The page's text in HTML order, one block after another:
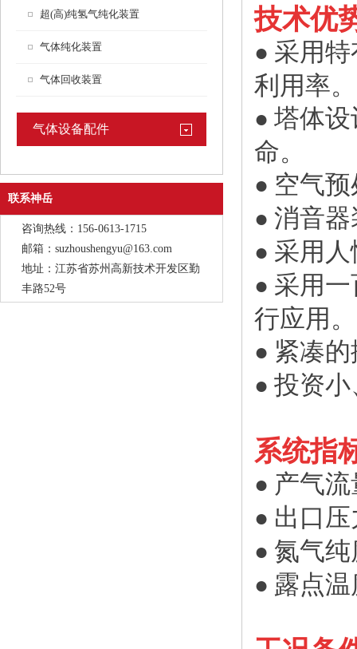
超(高)纯氢气纯化装置
气体纯化装置
气体回收装置
气体设备配件
联系神岳
咨询热线：156-0613-1715
邮箱：suzhoushengyu@163.com
地址：江苏省苏州高新技术开发区勤
丰路52号
技术优
● 采用
利用率。
● 塔体
命。
● 空气
● 消音
● 采用
● 采用
行应用。
● 紧凑
● 投资
系统指
● 产气流
● 出口压
● 氮气纯
● 露点